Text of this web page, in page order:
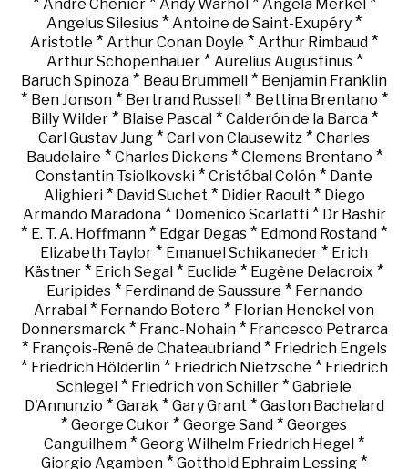
André Chénier Andy Warhol Angela Merkel
Angelus Silesius * Antoine de Saint-Exupéry *
Aristotle * Arthur Conan Doyle * Arthur Rimbaud *
Arthur Schopenhauer* Aurelius Augustinus*
Baruch Spinoza * Beau Brummell * Benjamin Franklin
* Ben Jonson* Bertrand Russell * Bettina Brentano *
Billy Wilder* Blaise Pascal* Calderón de la Barca*
Carl Gustav Jung * Carl von Clausewitz * Charles
Baudelaire * Charles Dickens* Clemens Brentano *
Constantin Tsiolkovski * Cristóbal Colón * Dante
Alighieri* David Suchet * Didier Raoult * Diego
Armando Maradona* Domenico Scarlatti* Dr Bashir
* E. T. A. Hoffmann * Edgar Degas * Edmond Rostand *
Elizabeth Taylor * Emanuel Schikaneder * Erich
Kästner * Erich Segal * Euclide * Eugène Delacroix *
Euripides* Ferdinand de Saussure * Fernando
Arrabal * Fernando Botero * Florian Henckel von
Donnersmarck * Franc-Nohain* Francesco Petrarca
* François-René de Chateaubriand* Friedrich Engels
* Friedrich Hölderlin* Friedrich Nietzsche * Friedrich
Schlegel * Friedrich von Schiller * Gabriele
D'Annunzio * Garak * Gary Grant * Gaston Bachelard
* George Cukor * George Sand * Georges
Canguilhem * Georg Wilhelm Friedrich Hegel *
Giorgio Agamben * Gotthold Ephraim Lessing *